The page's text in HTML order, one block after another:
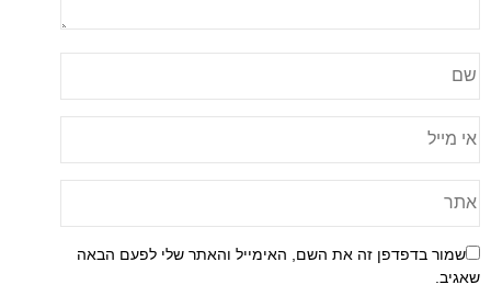
שמור בדפדפן זה את השם, האימייל והאתר שלי לפעם הבאה
שאגיב.